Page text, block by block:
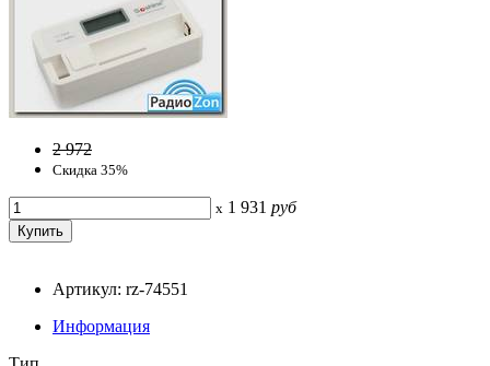
2 972
Скидка 35%
x 1 931 руб
Артикул: rz-74551
Информация